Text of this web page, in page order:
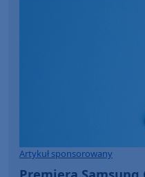
Artykuł sponsorowany